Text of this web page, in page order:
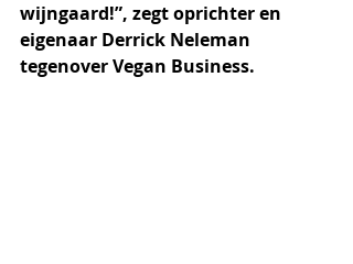
wijngaard!”, zegt oprichter en
eigenaar Derrick Neleman
tegenover Vegan Business.